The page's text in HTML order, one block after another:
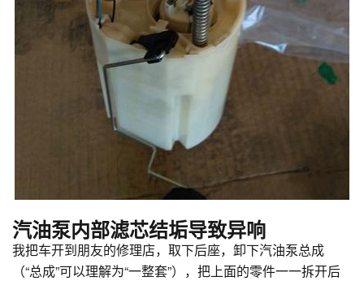
汽油泵内部滤芯结垢导致异响
我把车开到朋友的修理店，取下后座，卸下汽油泵总成
（“总成”可以理解为“一整套”），把上面的零件一一拆开后